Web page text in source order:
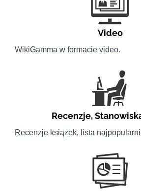
Video
WikiGamma w formacie video.
Recenzje,
Recenzje książek, lista